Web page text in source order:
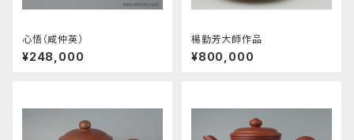
心悟（咸仲英）
¥248,000
楊勤芳大師作品
¥800,000